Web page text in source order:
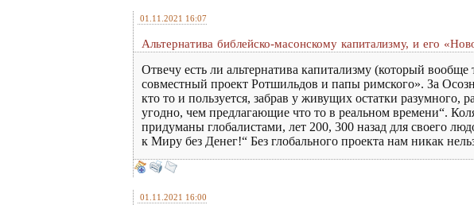
01.11.2021 16:07
Альтернатива библейско-масонскому капитализму, и его
Отвечу есть ли альтернатива капитализму (который
совместный проект Ротшильдов и папы римского». За
кто то и пользуется, забрав у живущих остатки
угодно, чем предлагающие что то в реальном времени“.
придуманы глобалистами, лет 200, 300 назад для своего
к Миру без Денег!“ Без глобального проекта нам никак
01.11.2021 16:00